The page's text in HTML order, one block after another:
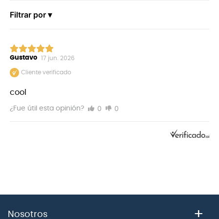
Con un conector compacto y un blindaje del 95 %, los
Filtrar por ▾
Gustavo 17 jun. 2026
Cliente verificado
cool
¿Fue útil esta opinión? 0 0
Nosotros +